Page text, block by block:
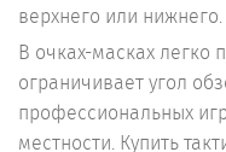
верхнего или нижнего.
В очках-масках легко
ограничивает угол
профессиональных
местности. Купить